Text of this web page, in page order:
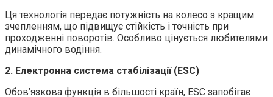
Ця технологія передає потужність на колесо з кращим
зчепленням, що підвищує стійкість і точність при
проходженні поворотів. Особливо цінується любителями
динамічного водіння.
2. Електронна система стабілізації (ESC)
Обов’язкова функція в більшості країн, ESC запобігає